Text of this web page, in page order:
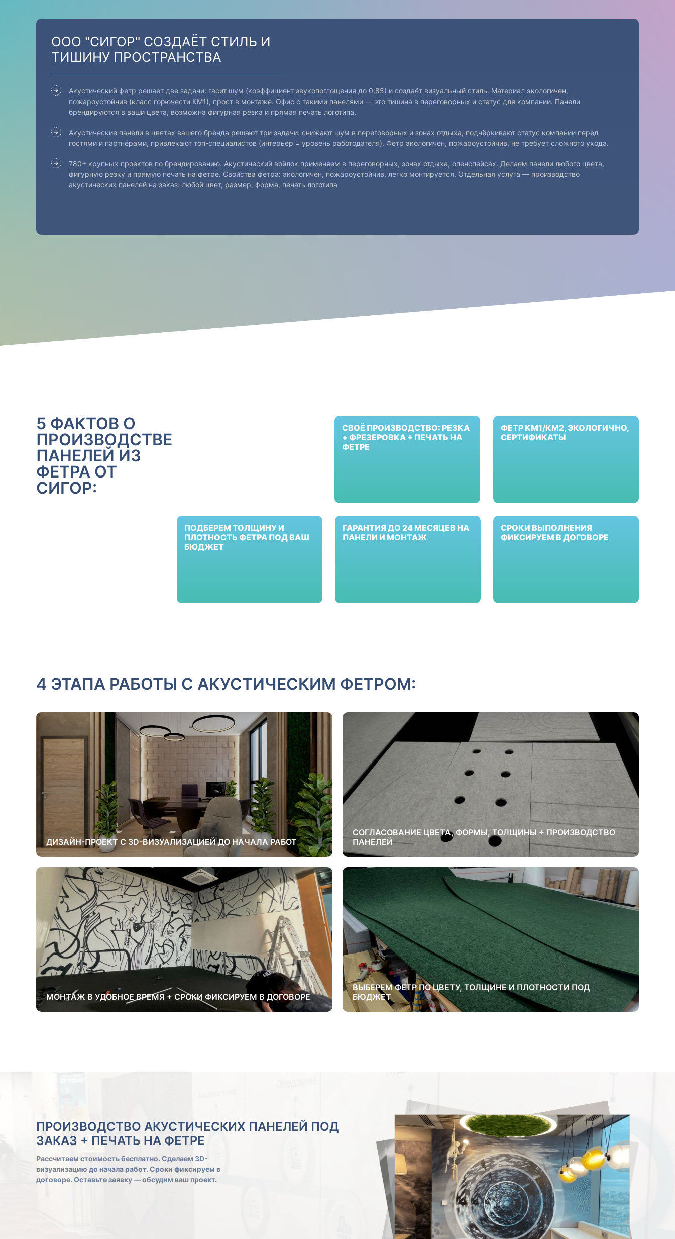
ООО "СИГОР" СОЗДАЁТ СТИЛЬ И
ТИШИНУ ПРОСТРАНСТВА
Акустический фетр решает две задачи: гасит шум (коэффициент звукопоглощения до 0,85) и создаёт визуальный стиль. Материал экологичен,
пожароустойчив (класс горючести КМ1), прост в монтаже. Офис с такими панелями — это тишина в переговорных и статус для компании. Панели
брендируются в ваши цвета, возможна фигурная резка и прямая печать логотипа.
Акустические панели в цветах вашего бренда решают три задачи: снижают шум в переговорных и зонах отдыха, подчёркивают статус компании перед
гостями и партнёрами, привлекают топ-специалистов (интерьер = уровень работодателя). Фетр экологичен, пожароустойчив, не требует сложного ухода.
780+ крупных проектов по брендированию. Акустический войлок применяем в переговорных, зонах отдыха, опенспейсах. Делаем панели любого цвета,
фигурную резку и прямую печать на фетре. Свойства фетра: экологичен, пожароустойчив, легко монтируется. Отдельная услуга — производство
акустических панелей на заказ: любой цвет, размер, форма, печать логотипа
5 ФАКТОВ О
ПРОИЗВОДСТВЕ
ПАНЕЛЕЙ ИЗ
ФЕТРА ОТ
СИГОР:
СВОЁ ПРОИЗВОДСТВО: РЕЗКА
+ ФРЕЗЕРОВКА + ПЕЧАТЬ НА
ФЕТРЕ
ФЕТР КМ1/КМ2, ЭКОЛОГИЧНО,
СЕРТИФИКАТЫ
ПОДБЕРЕМ ТОЛЩИНУ И
ПЛОТНОСТЬ ФЕТРА ПОД ВАШ
БЮДЖЕТ
ГАРАНТИЯ ДО 24 МЕСЯЦЕВ НА
ПАНЕЛИ И МОНТАЖ
СРОКИ ВЫПОЛНЕНИЯ
ФИКСИРУЕМ В ДОГОВОРЕ
4 ЭТАПА РАБОТЫ С АКУСТИЧЕСКИМ ФЕТРОМ:
ДИЗАЙН-ПРОЕКТ С 3D-ВИЗУАЛИЗАЦИЕЙ ДО НАЧАЛА РАБОТ
СОГЛАСОВАНИЕ ЦВЕТА, ФОРМЫ, ТОЛЩИНЫ + ПРОИЗВОДСТВО
ПАНЕЛЕЙ
МОНТАЖ В УДОБНОЕ ВРЕМЯ + СРОКИ ФИКСИРУЕМ В ДОГОВОРЕ
ВЫБЕРЕМ ФЕТР ПО ЦВЕТУ, ТОЛЩИНЕ И ПЛОТНОСТИ ПОД
БЮДЖЕТ
ПРОИЗВОДСТВО АКУСТИЧЕСКИХ ПАНЕЛЕЙ ПОД
ЗАКАЗ + ПЕЧАТЬ НА ФЕТРЕ
Рассчитаем стоимость бесплатно. Сделаем 3D-
визуализацию до начала работ. Сроки фиксируем в
договоре. Оставьте заявку — обсудим ваш проект.